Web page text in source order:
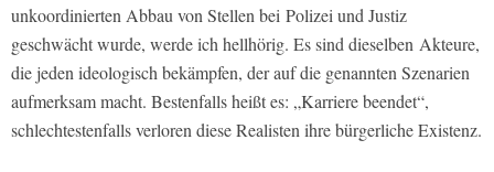
unkoordinierten Abbau von Stellen bei Polizei und Justiz
geschwächt wurde, werde ich hellhörig. Es sind dieselben Akteure,
die jeden ideologisch bekämpfen, der auf die genannten Szenarien
aufmerksam macht. Bestenfalls heißt es: „Karriere beendet“,
schlechtestenfalls verloren diese Realisten ihre bürgerliche Existenz.